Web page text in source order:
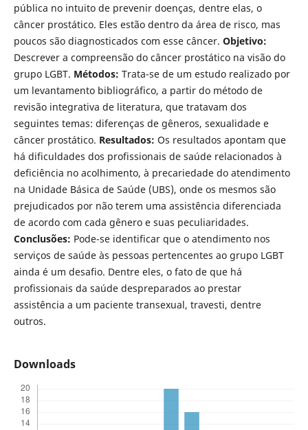
pública no intuito de prevenir doenças, dentre elas, o
câncer prostático. Eles estão dentro da área de risco, mas
poucos são diagnosticados com esse câncer. Objetivo:
Descrever a compreensão do câncer prostático na visão do
grupo LGBT. Métodos: Trata-se de um estudo realizado por
um levantamento bibliográfico, a partir do método de
revisão integrativa de literatura, que tratavam dos
seguintes temas: diferenças de gêneros, sexualidade e
câncer prostático. Resultados: Os resultados apontam que
há dificuldades dos profissionais de saúde relacionados à
deficiência no acolhimento, à precariedade do atendimento
na Unidade Básica de Saúde (UBS), onde os mesmos são
prejudicados por não terem uma assistência diferenciada
de acordo com cada gênero e suas peculiaridades.
Conclusões: Pode-se identificar que o atendimento nos
serviços de saúde às pessoas pertencentes ao grupo LGBT
ainda é um desafio. Dentre eles, o fato de que há
profissionais da saúde despreparados ao prestar
assistência a um paciente transexual, travesti, dentre
outros.
Downloads